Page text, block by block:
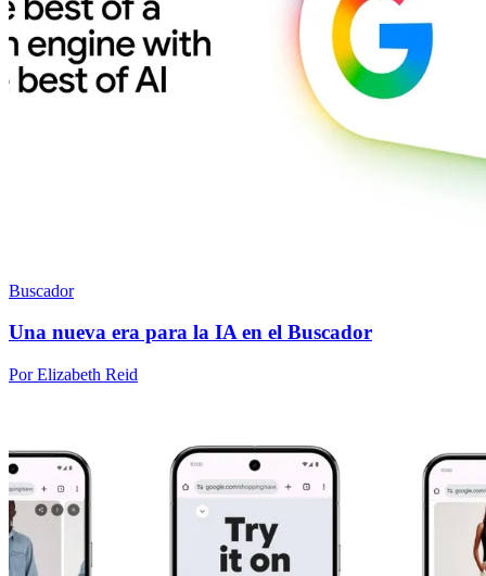
Buscador
Una nueva era para la IA en el Buscador
Por Elizabeth Reid